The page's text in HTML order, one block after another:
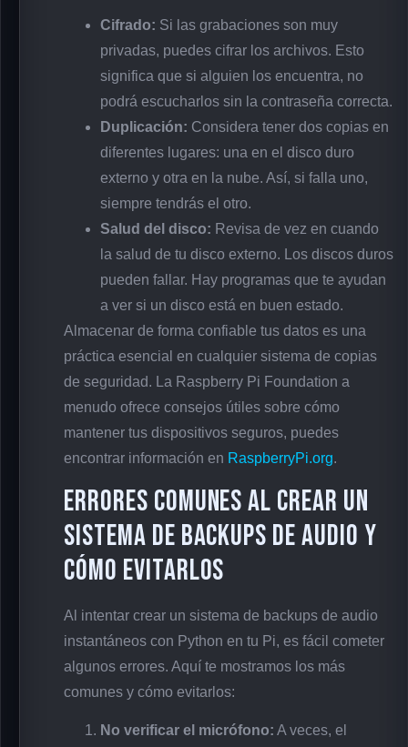
Cifrado: Si las grabaciones son muy
privadas, puedes cifrar los archivos. Esto
significa que si alguien los encuentra, no
podrá escucharlos sin la contraseña correcta.
Duplicación: Considera tener dos copias en
diferentes lugares: una en el disco duro
externo y otra en la nube. Así, si falla uno,
siempre tendrás el otro.
Salud del disco: Revisa de vez en cuando
la salud de tu disco externo. Los discos duros
pueden fallar. Hay programas que te ayudan
a ver si un disco está en buen estado.
Almacenar de forma confiable tus datos es una
práctica esencial en cualquier sistema de copias
de seguridad. La Raspberry Pi Foundation a
menudo ofrece consejos útiles sobre cómo
mantener tus dispositivos seguros, puedes
encontrar información en RaspberryPi.org.
Errores comunes al crear un
sistema de backups de audio y
cómo evitarlos
Al intentar crear un sistema de backups de audio
instantáneos con Python en tu Pi, es fácil cometer
algunos errores. Aquí te mostramos los más
comunes y cómo evitarlos:
No verificar el micrófono: A veces, el